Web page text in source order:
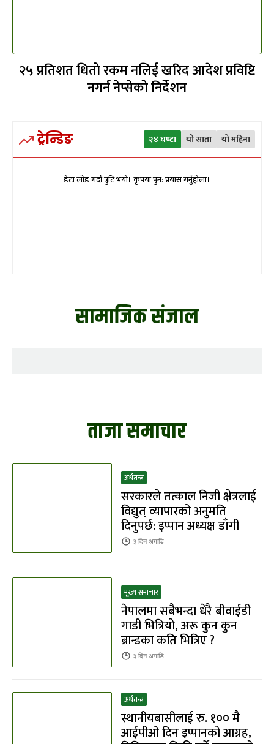
२५ प्रतिशत धितो रकम नलिई खरिद आदेश प्रविष्टि
नगर्न नेप्सेको निर्देशन
ट्रेन्डिङ २४ घण्टा यो साता यो महिना
डेटा लोड गर्दा त्रुटि भयो। कृपया पुन: प्रयास गर्नुहोला।
सामाजिक संजाल
ताजा समाचार
अर्थतन्त्र
सरकारले तत्काल निजी क्षेत्रलाई
विद्युत् व्यापारको अनुमति
दिनुपर्छ: इप्पान अध्यक्ष डाँगी
३ दिनअगाडि
मूख्य समाचार
नेपालमा सबैभन्दा धेरै बीवाईडी
गाडी भित्रियाे, अरू कुन कुन
ब्रान्डका कति भित्रिए ?
३ दिनअगाडि
अर्थतन्त्र
स्थानीयबासीलाई रु. १०० मै
आईपीओ दिन इप्पानको आग्रह,